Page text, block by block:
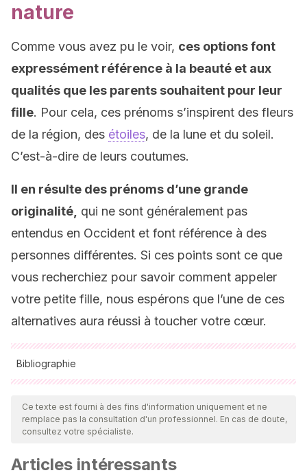
nature
Comme vous avez pu le voir, ces options font
expressément référence à la beauté et aux
qualités que les parents souhaitent pour leur
fille. Pour cela, ces prénoms s’inspirent des fleurs
de la région, des étoiles, de la lune et du soleil.
C’est-à-dire de leurs coutumes.
Il en résulte des prénoms d’une grande
originalité, qui ne sont généralement pas
entendus en Occident et font référence à des
personnes différentes. Si ces points sont ce que
vous recherchiez pour savoir comment appeler
votre petite fille, nous espérons que l’une de ces
alternatives aura réussi à toucher votre cœur.
Bibliographie
Toutes les sources citées ont été examinées en profondeur
par notre équipe pour garantir leur qualité, leur fiabilité, leur
actualité et leur validité. La bibliographie de cet article a été
ou scientifique
Ce texte est fourni à des fins d'information uniquement et ne
remplace pas la consultation d'un professionnel. En cas de doute,
consultez votre spécialiste.
Articles intéressants